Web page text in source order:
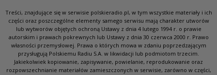
Treści, znajdujące się w serwisie polskieradio.pl, w tym wszystkie materiały i ich
części oraz poszczególne elementy samego serwisu mają charakter utworów
lub wytworów objętych ochroną Ustawy z dnia 4 lutego 1994 r. o prawie
autorskim i prawach pokrewnych lub Ustawy z dnia 30 czerwca 2000 r. Prawo
własności przemysłowej. Prawa o których mowa w zdaniu poprzedzającym
przysługują Polskiemu Radiu S.A. w likwidacji lub podmiotom trzecim.
Jakiekolwiek kopiowanie, zapisywanie, powielanie, reprodukowanie oraz
rozpowszechnianie materiałów zamieszczonych w serwisie, zarówno w części,